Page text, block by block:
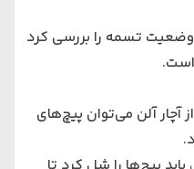
تسمه را بررسی کرد
آچار آلن می‌توان پیچ‌های